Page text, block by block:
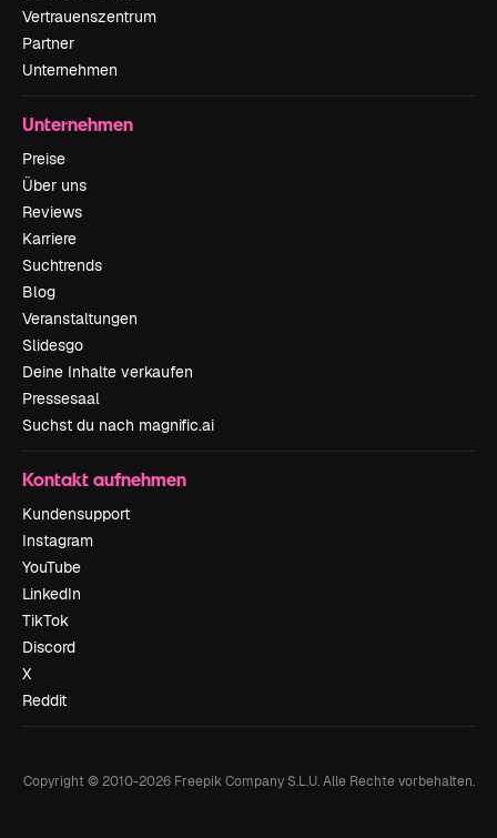
Vertrauenszentrum
Partner
Unternehmen
Unternehmen
Preise
Über uns
Reviews
Karriere
Suchtrends
Blog
Veranstaltungen
Slidesgo
Deine Inhalte verkaufen
Pressesaal
Suchst du nach magnific.ai
Kontakt aufnehmen
Kundensupport
Instagram
YouTube
LinkedIn
TikTok
Discord
X
Reddit
Copyright © 2010-2026Freepik Company S.L.U. Alle Rechte vorbehalten.